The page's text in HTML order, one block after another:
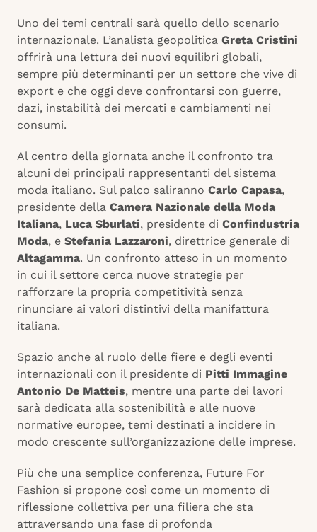
Uno dei temi centrali sarà quello dello scenario
internazionale. L’analista geopolitica Greta Cristini
offrirà una lettura dei nuovi equilibri globali,
sempre più determinanti per un settore che vive di
export e che oggi deve confrontarsi con guerre,
dazi, instabilità dei mercati e cambiamenti nei
consumi.
Al centro della giornata anche il confronto tra
alcuni dei principali rappresentanti del sistema
moda italiano. Sul palco saliranno Carlo Capasa,
presidente della Camera Nazionale della Moda
Italiana, Luca Sburlati, presidente di Confindustria
Moda, e Stefania Lazzaroni, direttrice generale di
Altagamma. Un confronto atteso in un momento
in cui il settore cerca nuove strategie per
rafforzare la propria competitività senza
rinunciare ai valori distintivi della manifattura
italiana.
Spazio anche al ruolo delle fiere e degli eventi
internazionali con il presidente di Pitti Immagine
Antonio De Matteis, mentre una parte dei lavori
sarà dedicata alla sostenibilità e alle nuove
normative europee, temi destinati a incidere in
modo crescente sull’organizzazione delle imprese.
Più che una semplice conferenza, Future For
Fashion si propone così come un momento di
riflessione collettiva per una filiera che sta
attraversando una fase di profonda